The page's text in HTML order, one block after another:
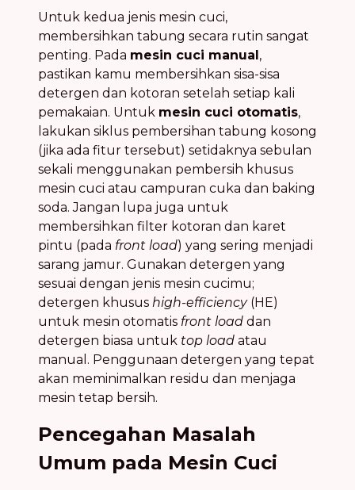
Untuk kedua jenis mesin cuci,
membersihkan tabung secara rutin sangat
penting. Pada mesin cuci manual,
pastikan kamu membersihkan sisa-sisa
detergen dan kotoran setelah setiap kali
pemakaian. Untuk mesin cuci otomatis,
lakukan siklus pembersihan tabung kosong
(jika ada fitur tersebut) setidaknya sebulan
sekali menggunakan pembersih khusus
mesin cuci atau campuran cuka dan baking
soda. Jangan lupa juga untuk
membersihkan filter kotoran dan karet
pintu (pada front load) yang sering menjadi
sarang jamur. Gunakan detergen yang
sesuai dengan jenis mesin cucimu;
detergen khusus high-efficiency(HE)
untuk mesin otomatis front load dan
detergen biasa untuk top load atau
manual. Penggunaan detergen yang tepat
akan meminimalkan residu dan menjaga
mesin tetap bersih.
Pencegahan Masalah
Umum pada Mesin Cuci